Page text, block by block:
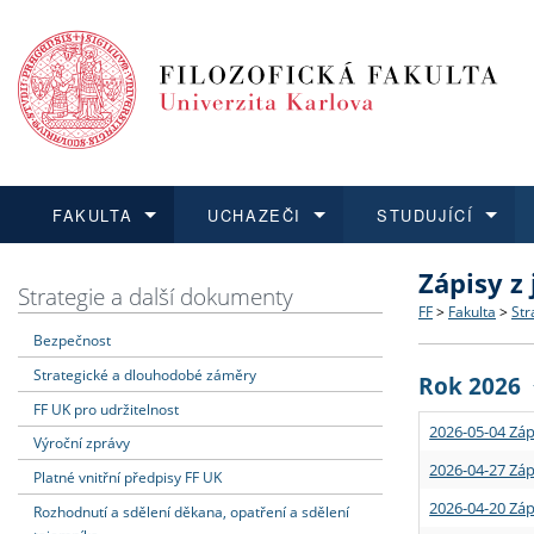
FAKULTA
Dozvědět se více
Struktura
Strategie
Podpora
UCHAZEČI
Podat přihlášku
Co
Učitelské
STUDUJÍCÍ
Dozvědět se více
Rigorózní
Dozvědět se více
O vědě a
Granty a
Dozvědět se více
Aktuální
Strategie a další dokumenty
Bezpečnost
Strategické a dlouhodobé záměry
FF UK pro udržitelnost
Výroční zprávy
Platné vnitřní předpisy FF UK
Rozhodnutí a sdělení děkana, opatření a sdělení
Zápisy
FF > Fakulta >
Rok 2026
2026-05-04
2026-04-27
2026-04-20